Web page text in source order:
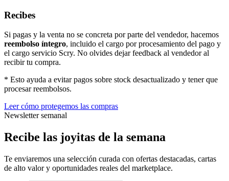
Recibes
Si pagas y la venta no se concreta por parte del vendedor, hacemos
reembolso íntegro, incluido el cargo por procesamiento del pago y
el cargo servicio Scry. No olvides dejar feedback al vendedor al
recibir tu compra.
* Esto ayuda a evitar pagos sobre stock desactualizado y tener que
procesar reembolsos.
Leer cómo protegemos las compras
Newsletter semanal
Recibe las joyitas de la semana
Te enviaremos una selección curada con ofertas destacadas, cartas
de alto valor y oportunidades reales del marketplace.